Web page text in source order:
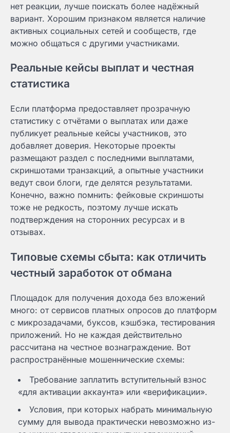
нет реакции, лучше поискать более надёжный
вариант. Хорошим признаком является наличие
активных социальных сетей и сообществ, где
можно общаться с другими участниками.
Реальные кейсы выплат и честная
статистика
Если платформа предоставляет прозрачную
статистику с отчётами о выплатах или даже
публикует реальные кейсы участников, это
добавляет доверия. Некоторые проекты
размещают раздел с последними выплатами,
скриншотами транзакций, а опытные участники
ведут свои блоги, где делятся результатами.
Конечно, важно помнить: фейковые скриншоты
тоже не редкость, поэтому лучше искать
подтверждения на сторонних ресурсах и в
отзывах.
Типовые схемы сбыта: как отличить
честный заработок от обмана
Площадок для получения дохода без вложений
много: от сервисов платных опросов до платформ
с микрозадачами, буксов, кэшбэка, тестирования
приложений. Но не каждая действительно
рассчитана на честное вознаграждение. Вот
распространённые мошеннические схемы:
Требование заплатить вступительный взнос
«для активации аккаунта» или «верификации».
Условия, при которых набрать минимальную
сумму для вывода практически невозможно из-